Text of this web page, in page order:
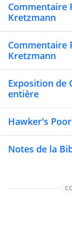
Commentaire
Kretzmann
Commentaire
Kretzmann
Exposition de
entière
Hawker's
Notes de la